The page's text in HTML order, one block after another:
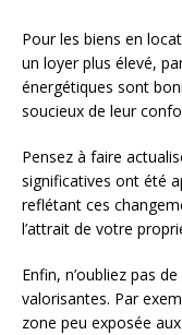
Pour les biens en
un loyer plus élevé,
énergétiques sont
soucieux de leur
Pensez à faire
significatives ont été
reflétant ces
l’attrait de votre
Enfin, n’oubliez pas
valorisantes. Par
zone peu exposée